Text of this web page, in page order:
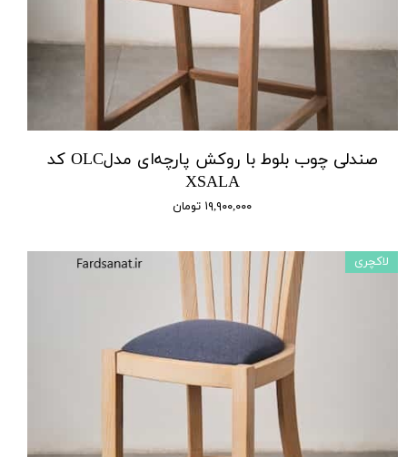
صندلی چوب بلوط با روکش پارچه‌ای مدلOLC کد
XSALA
۱۹,۹۰۰,۰۰۰ تومان
لاکچری